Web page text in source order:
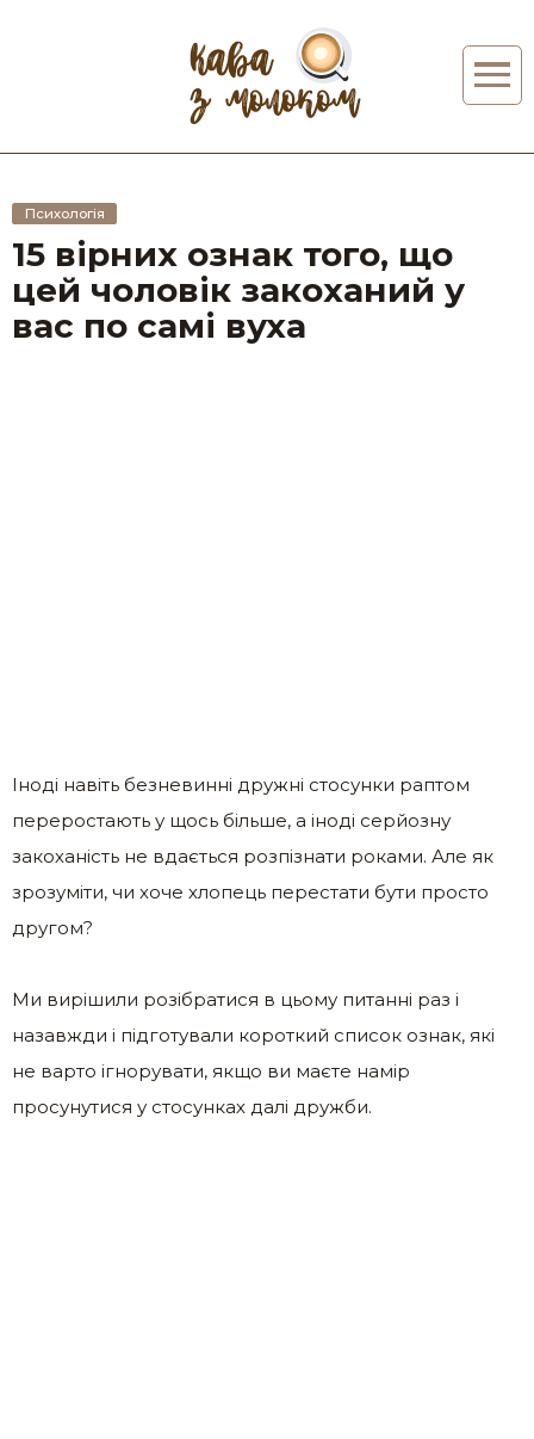
Психологія
15 вірних ознак того, що
цей чоловік закоханий у
вас по самі вуха
Іноді навіть безневинні дружні стосунки раптом
переростають у щось більше, а іноді серйозну
закоханість не вдається розпізнати роками. Але як
зрозуміти, чи хоче хлопець перестати бути просто
другом?
Ми вирішили розібратися в цьому питанні раз і
назавжди і підготували короткий список ознак, які
не варто ігнорувати, якщо ви маєте намір
просунутися у стосунках далі дружби.